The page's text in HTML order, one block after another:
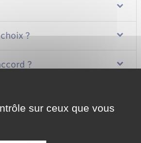
?
?
sur ceux que vous